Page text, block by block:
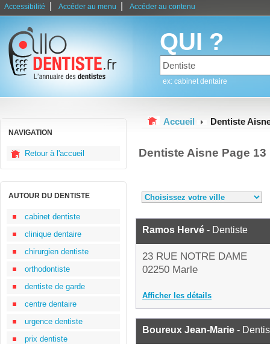
Accessibilité Accéder au menu Accéder au contenu
QUI ?
ex: cabinet dentaire
NAVIGATION
Retour à l'accueil
AUTOUR DU DENTISTE
cabinet dentiste
clinique dentaire
chirurgien dentiste
orthodontiste
dentiste de garde
centre dentaire
urgence dentiste
prix dentiste
Accueil Dentiste
Dentiste Aisne Page 13
Ramos Hervé - Dentiste
23 RUE NOTRE DAME
02250 Marle
Afficher les détails
Boureux Jean-Marie -